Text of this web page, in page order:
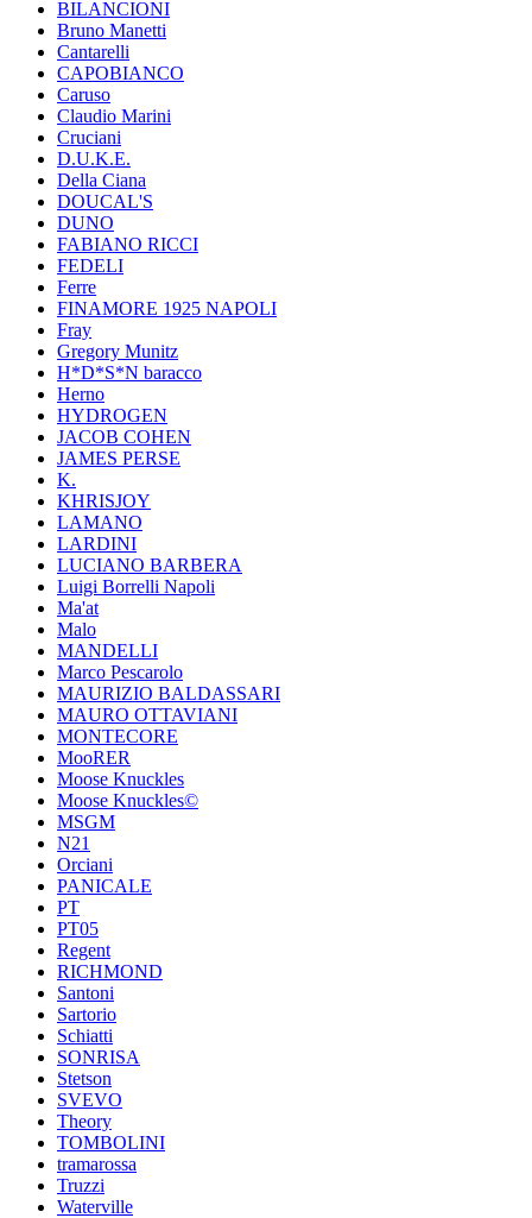
BILANCIONI
Bruno Manetti
Cantarelli
CAPOBIANCO
Caruso
Claudio Marini
Cruciani
D.U.K.E.
Della Ciana
DOUCAL'S
DUNO
FABIANO RICCI
FEDELI
Ferre
FINAMORE 1925 NAPOLI
Fray
Gregory Munitz
H*D*S*N baracco
Herno
HYDROGEN
JACOB COHEN
JAMES PERSE
K.
KHRISJOY
LAMANO
LARDINI
LUCIANO BARBERA
Luigi Borrelli Napoli
Ma'at
Malo
MANDELLI
Marco Pescarolo
MAURIZIO BALDASSARI
MAURO OTTAVIANI
MONTECORE
MooRER
Moose Knuckles
Moose Knuckles©️
MSGM
N21
Orciani
PANICALE
PT
PT05
Regent
RICHMOND
Santoni
Sartorio
Schiatti
SONRISA
Stetson
SVEVO
Theory
TOMBOLINI
tramarossa
Truzzi
Waterville